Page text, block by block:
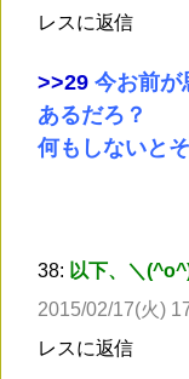
レスに返信
>>29 今お前が
あるだろ？
何もしないと
38: 以下、＼
2015/02/17(火)
レスに返信